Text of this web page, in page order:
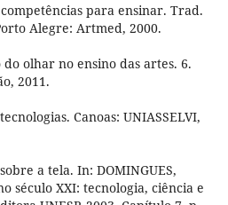
competências para ensinar. Trad.
Alegre: Artmed, 2000.
do olhar no ensino das artes. 6.
2011.
Canoas: UNIASSELVI,
a tela. In: DOMINGUES,
século XXI: tecnologia, ciência e